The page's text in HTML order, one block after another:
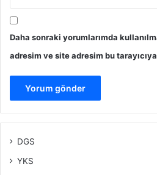
Daha sonraki yorumlarımda
adresim ve site adresim bu
DGS
YKS